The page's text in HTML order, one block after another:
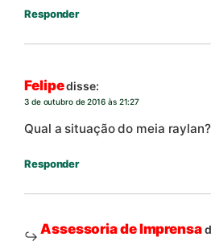
Responder
Felipedisse:
3 de outubro de 2016 às 21:27
Qual a situação do meia raylan?
Responder
Assessoria de Imprensa